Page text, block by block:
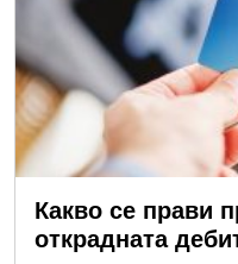
Какво се прави
открадната